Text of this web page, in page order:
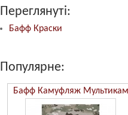
Переглянуті:
Бафф Краски
Популярне:
Бафф Камуфляж Мультикам